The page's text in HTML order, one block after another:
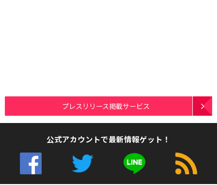
プレスリリース掲載サービス
公式アカウントで最新情報ゲット！